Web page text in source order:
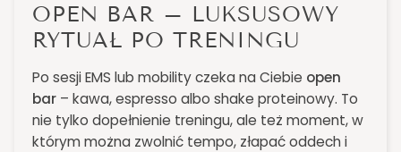
OPEN BAR – LUKSUSOWY
RYTUAŁ PO TRENINGU
Po sesji EMS lub mobility czeka na Ciebie open
bar – kawa, espresso albo shake proteinowy. To
nie tylko dopełnienie treningu, ale też moment, w
którym można zwolnić tempo, złapać oddech i